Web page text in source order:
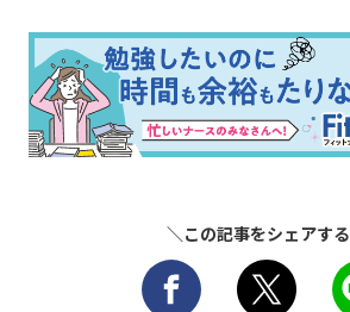
＼この記事をシェアす